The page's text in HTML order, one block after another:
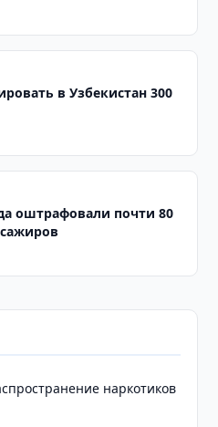
в Узбекистан 300
оштрафовали почти 80
наркотиков